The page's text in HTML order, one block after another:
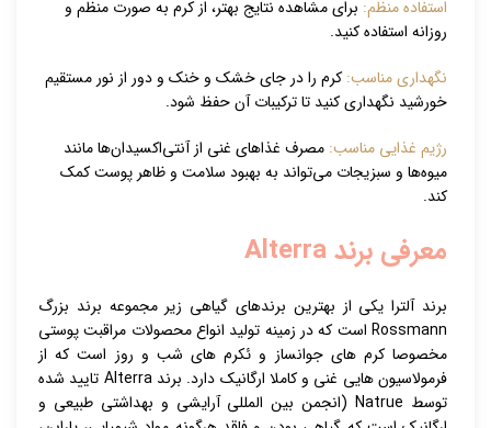
استفاده منظم: برای مشاهده نتایج بهتر، از کرم به صورت منظم و
روزانه استفاده کنید.
نگهداری مناسب: کرم را در جای خشک و خنک و دور از نور مستقیم
خورشید نگهداری کنید تا ترکیبات آن حفظ شود.
رژیم غذایی مناسب: مصرف غذاهای غنی از آنتی‌اکسیدان‌ها مانند
میوه‌ها و سبزیجات می‌تواند به بهبود سلامت و ظاهر پوست کمک
کند.
معرفی برند Alterra
برند آلترا یکی از بهترین برندهای گیاهی زیر مجموعه برند بزرگ
Rossmann است که در زمینه تولید انواع محصولات مراقبت پوستی
مخصوصا کرم های جوانساز و ئکرم های شب و روز است که از
فرمولاسیون هایی غنی و کاملا ارگانیک دارد. برند Alterra تایید شده
توسط Natrue (انجمن بین المللی آرایشی و بهداشتی طبیعی و